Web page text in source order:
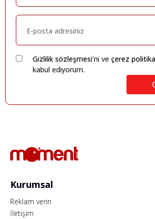
Gizlilik sözleşmesi'ni ve çerez
kabul ediyorum.
Kurumsal
Reklam verin
İletişim